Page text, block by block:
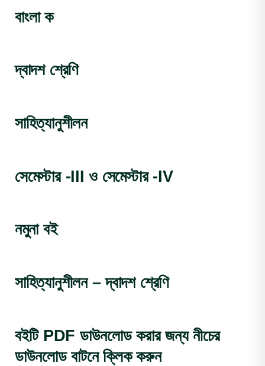
বাংলা ক
দ্বাদশ শ্রেণি
সাহিত্যানুশীলন
সেমেস্টার -III ও সেমেস্টার -IV
নমুনা বই
সাহিত্যানুশীলন – দ্বাদশ শ্রেণি
বইটি PDF ডাউনলোড করার জন্য নীচের
ডাউনলোড বাটনে ক্লিক করুন